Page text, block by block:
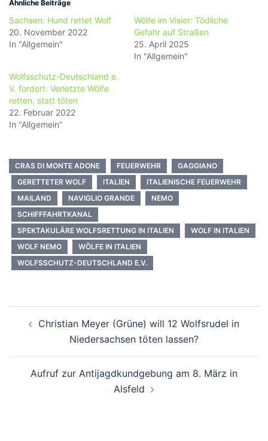
Ähnliche Beiträge
Sachsen: Hund rettet Wolf
20. November 2022
In "Allgemein"
Wölfe im Visier: Tödliche
Gefahr auf Straßen
25. April 2025
In "Allgemein"
Wolfsschutz-Deutschland e.
V. fordert: Verletzte Wölfe
retten, statt töten
22. Februar 2022
In "Allgemein"
CRAS DI MONTE ADONE FEUERWEHR
GAGGIANO
GERETTETER WOLF
ITALIEN
ITALIENISCHE FEUERWEHR
MAILAND
NAVIGLIO GRANDE
NEMO
SCHIFFFAHRTKANAL
SPEKTAKULÄRE WOLFSRETTUNG IN ITALIEN
WOLF IN ITALIEN
WOLF NEMO
WÖLFE IN ITALIEN
WOLFSSCHUTZ-DEUTSCHLAND E.V.
Christian Meyer (Grüne) will 12 Wolfsrudel in
Niedersachsen töten lassen?
Aufruf zur Antijagdkundgebung am 8. März in
Alsfeld